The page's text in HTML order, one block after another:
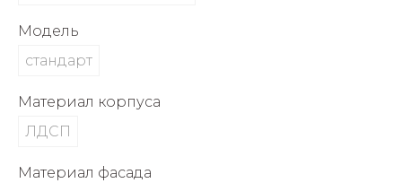
Модель
стандарт
Материал корпуса
ЛДСП
Материал фасада